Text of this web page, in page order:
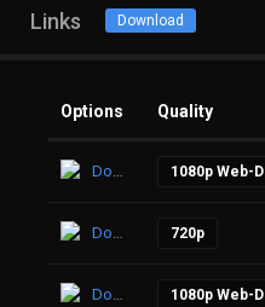
Links Download
Options Quality
Download 1080p Web-Dl
Download 720p
Download 1080p Web-Dl